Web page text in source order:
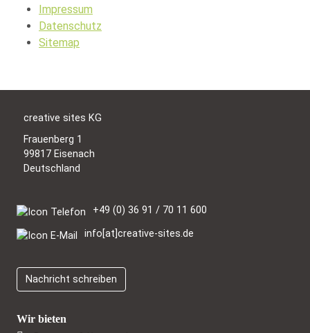
Impressum
Datenschutz
Sitemap
creative sites KG
Frauenberg 1
99817 Eisenach
Deutschland
+49 (0) 36 91 / 70 11 600
info[at]creative-sites.de
Nachricht schreiben
Wir bieten